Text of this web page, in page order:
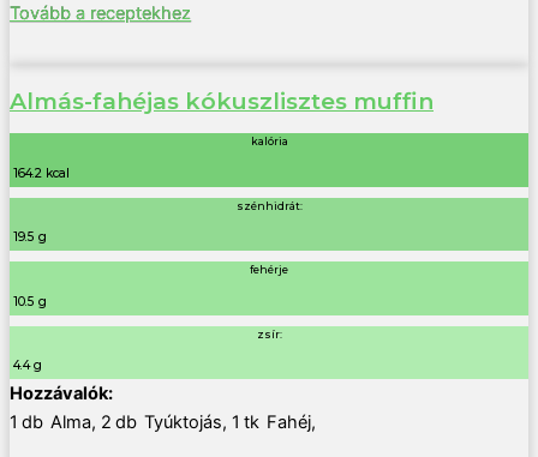
Tovább a receptekhez
Almás-fahéjas kókuszlisztes muffin
kalória
164.2 kcal
szénhidrát:
19.5 g
fehérje
10.5 g
zsír:
4.4 g
1 db Alma, 2 db Tyúktojás, 1 tk Fahéj,